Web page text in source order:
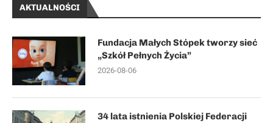
AKTUALNOŚCI
Fundacja Małych Stópek tworzy sieć
„Szkół Pełnych Życia”
2026-08-06
34 lata istnienia Polskiej Federacji